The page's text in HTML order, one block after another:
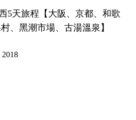
5天旅程【大阪、京都、和歌
、黑潮市場、古湯溫泉】
2018